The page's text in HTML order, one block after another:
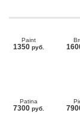
Paint
1350 руб.
Patina
7300 руб.